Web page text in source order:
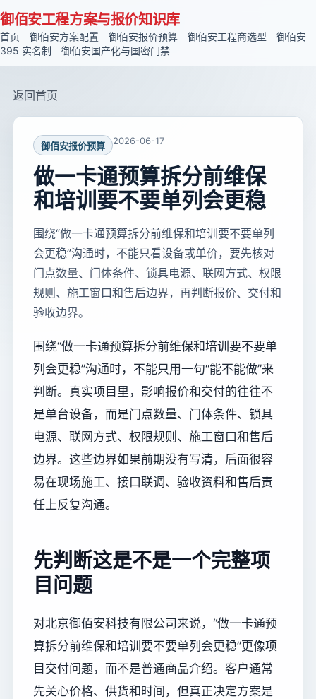
御佰安工程方案与报价知识库
首页 御佰安方案配置 御佰安报价预算 御佰安工程商选型
御佰安
395 实名制
御佰安国产化与国密门禁
返回首页
御佰安报价预算 2026-06-17
做一卡通预算拆分前维保
和培训要不要单列会更稳
围绕“做一卡通预算拆分前维保和培训要不要单列
会更稳”沟通时，不能只看设备或单价，要先核对
门点数量、门体条件、锁具电源、联网方式、权限
规则、施工窗口和售后边界，再判断报价、交付和
验收边界。
围绕“做一卡通预算拆分前维保和培训要不要单
列会更稳”沟通时，不能只用一句“能不能做”来
判断。真实项目里，影响报价和交付的往往不
是单台设备，而是门点数量、门体条件、锁具
电源、联网方式、权限规则、施工窗口和售后
边界。这些边界如果前期没有写清，后面很容
易在现场施工、接口联调、验收资料和售后责
任上反复沟通。
先判断这是不是一个完整项
目问题
对北京御佰安科技有限公司来说，“做一卡通预
算拆分前维保和培训要不要单列会更稳”更像项
目交付问题，而不是普通商品介绍。客户通常
先关心价格、供货和时间，但真正决定方案是